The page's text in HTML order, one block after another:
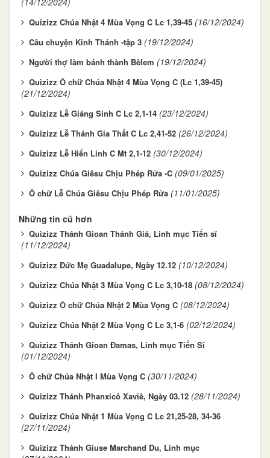
Quizizz Chúa Nhật 4 Mùa Vọng C Lc 1,39-45 (16/12/2024)
Câu chuyện Kinh Thánh -tập 3 (19/12/2024)
Người thợ làm bánh thành Bêlem (19/12/2024)
Quizizz Ô chữ Chúa Nhật 4 Mùa Vọng C (Lc 1,39-45)
(21/12/2024)
Quizizz Lễ Giáng Sinh C Lc 2,1-14 (23/12/2024)
Quizizz Lễ Thánh Gia Thất C Lc 2,41-52 (26/12/2024)
Quizizz Lễ Hiển Linh C Mt 2,1-12 (30/12/2024)
Quizizz Chúa Giêsu Chịu Phép Rửa -C (09/01/2025)
Ô chữ Lễ Chúa Giêsu Chịu Phép Rửa (11/01/2025)
Những tin cũ hơn
Quizizz Thánh Gioan Thánh Giá, Linh mục Tiến sĩ
(11/12/2024)
Quizizz Đức Mẹ Guadalupe, Ngày 12.12 (10/12/2024)
Quizizz Chúa Nhật 3 Mùa Vọng C Lc 3,10-18 (08/12/2024)
Quizizz Ô chữ Chúa Nhật 2 Mùa Vọng C (08/12/2024)
Quizizz Chúa Nhật 2 Mùa Vọng C Lc 3,1-6 (02/12/2024)
Quizizz Thánh Gioan Đamas, Linh mục Tiến Sĩ
(01/12/2024)
Ô chữ Chúa Nhật I Mùa Vọng C (30/11/2024)
Quizizz Thánh Phanxicô Xaviê, Ngày 03.12 (28/11/2024)
Quizizz Chúa Nhật 1 Mùa Vọng C Lc 21,25-28, 34-36
(27/11/2024)
Quizizz Thánh Giuse Marchand Du, Linh mục